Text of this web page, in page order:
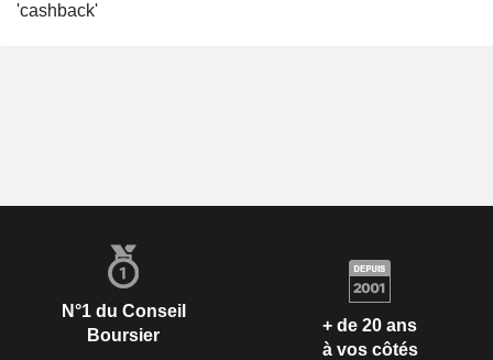
'cashback'
N°1 du Conseil
Boursier
+ de 20 ans
à vos côtés